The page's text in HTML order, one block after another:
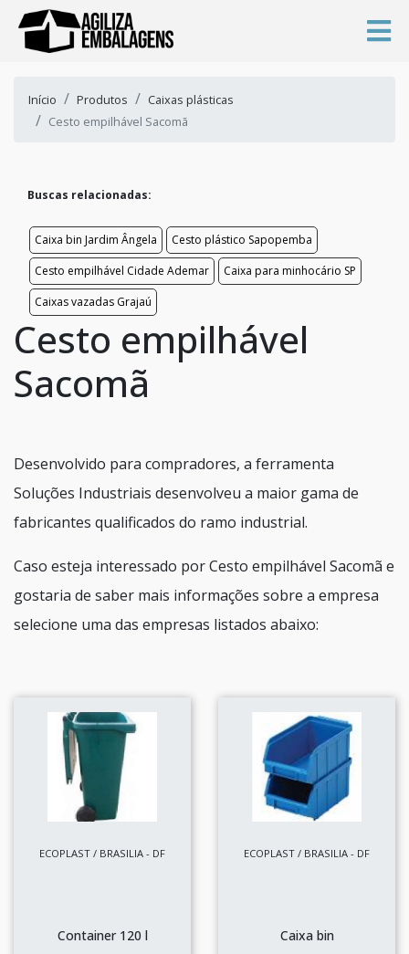
Início Produtos
Caixas plásticas
Cesto empilhável Sacomã
Buscas relacionadas:
Caixa bin Jardim Ângela
Cesto plástico Sapopemba
Cesto empilhável Cidade Ademar
Caixa para minhocário SP
Caixas vazadas Grajaú
Cesto empilhável
Sacomã
Desenvolvido para compradores, a ferramenta
Soluções Industriais desenvolveu a maior gama de
fabricantes qualificados do ramo industrial.
Caso esteja interessado por Cesto empilhável Sacomã e
gostaria de saber mais informações sobre a empresa
selecione uma das empresas listados abaixo:
ECOPLAST / BRASILIA - DF
Container 120 l
ECOPLAST / BRASILIA - DF
Caixa bin